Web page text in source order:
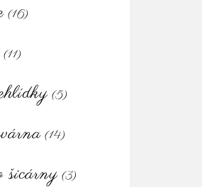
(16)
(11)
(5)
(14)
šicárny (3)